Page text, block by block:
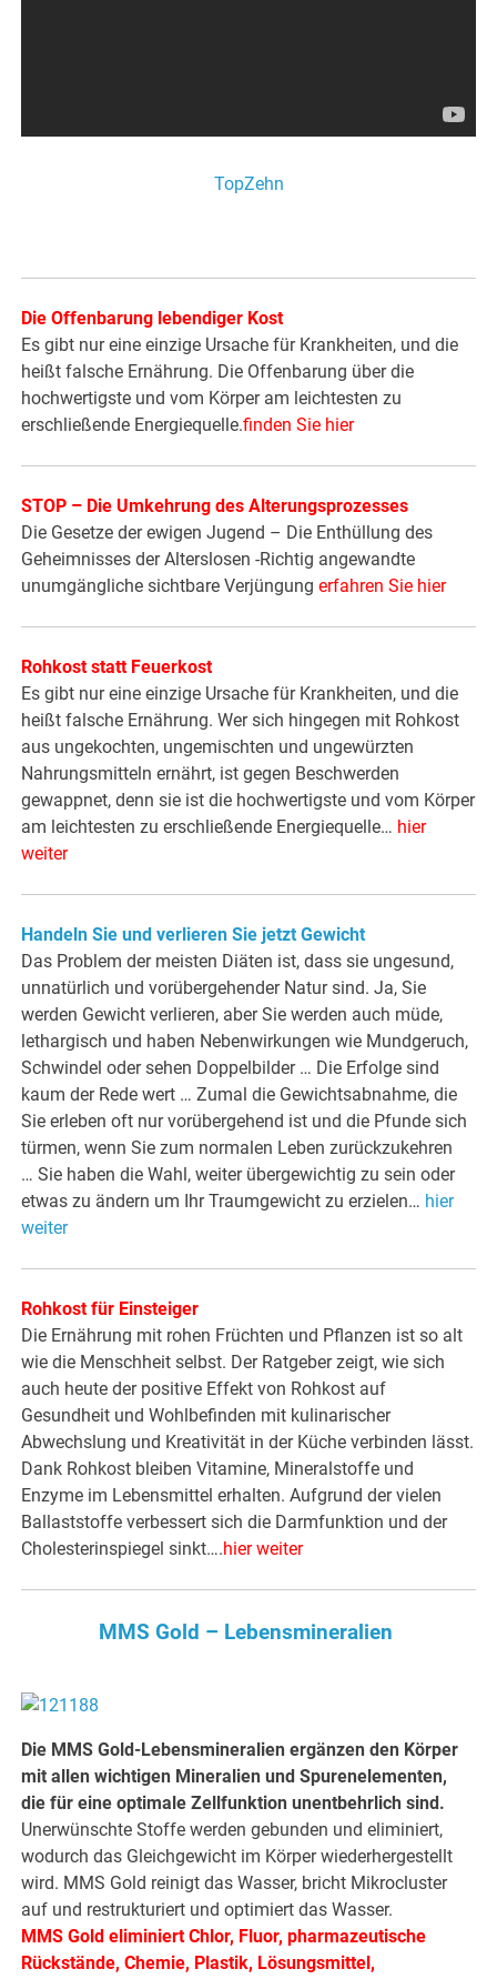
TopZehn
Die Offenbarung lebendiger Kost
Es gibt nur eine einzige Ursache für Krankheiten, und die
heißt falsche Ernährung. Die Offenbarung über die
hochwertigste und vom Körper am leichtesten zu
erschließende Energiequelle.finden Sie hier
STOP – Die Umkehrung des Alterungsprozesses
Die Gesetze der ewigen Jugend – Die Enthüllung des
Geheimnisses der Alterslosen -Richtig angewandte
unumgängliche sichtbare Verjüngungerfahren Sie hier
Rohkost statt Feuerkost
Es gibt nur eine einzige Ursache für Krankheiten, und die
heißt falsche Ernährung. Wer sich hingegen mit Rohkost
aus ungekochten, ungemischten und ungewürzten
Nahrungsmitteln ernährt, ist gegen Beschwerden
gewappnet, denn sie ist die hochwertigste und vom Körper
am leichtesten zu erschließende Energiequelle… hier
weiter
Handeln Sie und verlieren Sie jetzt Gewicht
Das Problem der meisten Diäten ist, dass sie ungesund,
unnatürlich und vorübergehender Natur sind. Ja, Sie
werden Gewicht verlieren, aber Sie werden auch müde,
lethargisch und haben Nebenwirkungen wie Mundgeruch,
Schwindel oder sehen Doppelbilder … Die Erfolge sind
kaum der Rede wert … Zumal die Gewichtsabnahme, die
Sie erleben oft nur vorübergehend ist und die Pfunde sich
türmen, wenn Sie zum normalen Leben zurückzukehren
… Sie haben die Wahl, weiter übergewichtig zu sein oder
etwas zu ändern um Ihr Traumgewicht zu erzielen… hier
weiter
Rohkost für Einsteiger
Die Ernährung mit rohen Früchten und Pflanzen ist so alt
wie die Menschheit selbst. Der Ratgeber zeigt, wie sich
auch heute der positive Effekt von Rohkost auf
Gesundheit und Wohlbefinden mit kulinarischer
Abwechslung und Kreativität in der Küche verbinden lässt.
Dank Rohkost bleiben Vitamine, Mineralstoffe und
Enzyme im Lebensmittel erhalten. Aufgrund der vielen
Ballaststoffe verbessert sich die Darmfunktion und der
Cholesterinspiegel sinkt….hier weiter
MMS Gold – Lebensmineralien
Die MMS Gold-Lebensmineralien ergänzen den Körper
mit allen wichtigen Mineralien und Spurenelementen,
die für eine optimale Zellfunktion unentbehrlich sind.
Unerwünschte Stoffe werden gebunden und eliminiert,
wodurch das Gleichgewicht im Körper wiederhergestellt
wird. MMS Gold reinigt das Wasser, bricht Mikrocluster
auf und restrukturiert und optimiert das Wasser.
MMS Gold eliminiert Chlor, Fluor, pharmazeutische
Rückstände, Chemie, Plastik, Lösungsmittel,